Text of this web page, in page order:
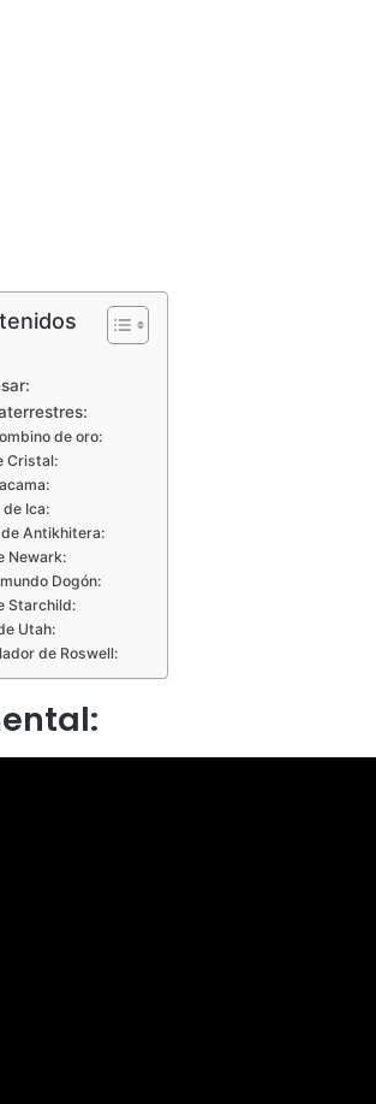
de oro:
Cristal:
Ica:
Antikhitera:
Newark:
Dogón:
Starchild:
Utah:
de Roswell: